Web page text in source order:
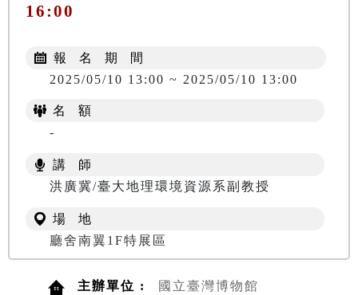
16:00
報 名 期 間
2025/05/10 13:00 ~ 2025/05/10 13:00
名 額
-
講 師
洪廣冀/臺大地理環境資源系副教授
場 地
廳舍南翼1F特展區
主辦單位 : 國立臺灣博物館